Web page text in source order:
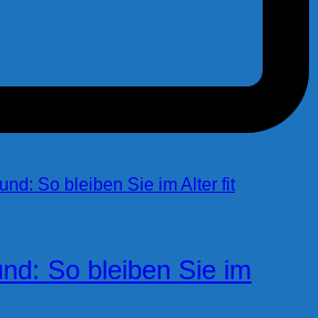
So bleiben Sie im